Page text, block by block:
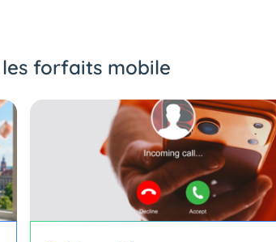
forfaits mobile